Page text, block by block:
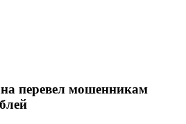
перевел мошенникам